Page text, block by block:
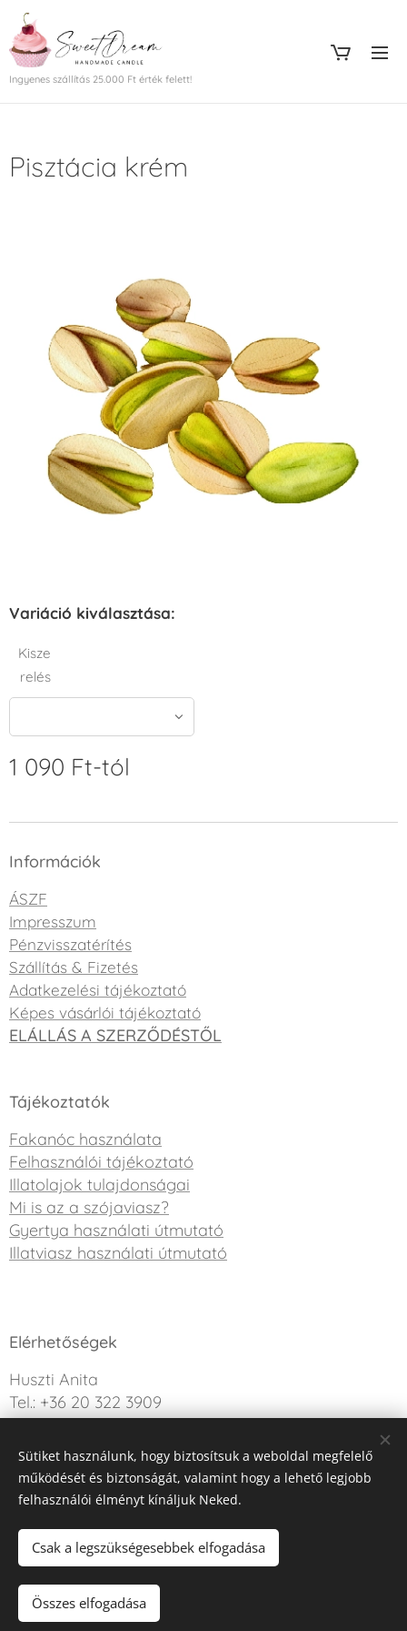
Ingyenes szállítás 25.000 Ft érték felett!
Pisztácia krém
Variáció kiválasztása:
Kisze
relés
1 090 Ft-tól
Információk
ÁSZF
Impresszum
Pénzvisszatérítés
Szállítás & Fizetés
Adatkezelési tájékoztató
Képes vásárlói tájékoztató
ELÁLLÁS A SZERZŐDÉSTŐL
Tájékoztatók
Fakanóc használata
Felhasználói tájékoztató
Illatolajok tulajdonságai
Mi is az a szójaviasz?
Gyertya használati útmutató
Illatviasz használati útmutató
Elérhetőségek
Huszti Anita
Tel.: +36 20 322 3909
Kérdésed van? Írj nekünk!
Az oldalt a Webnode működteti
Sütiket használunk, hogy biztosítsuk a weboldal megfelelő
működését és biztonságát, valamint hogy a lehető legjobb
felhasználói élményt kínáljuk Neked.
Csak a legszükségesebbek elfogadása
Összes elfogadása